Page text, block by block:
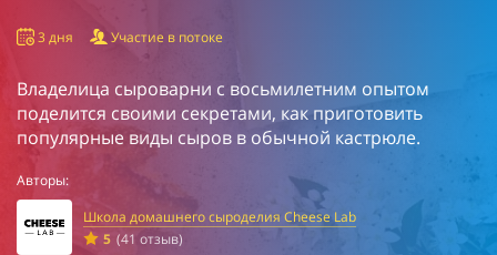
3 дня Участие в потоке
Владелица сыроварни с восьмилетним опытом
поделится своими секретами, как приготовить
популярные виды сыров в обычной кастрюле.
Авторы:
Школа домашнего сыроделия Cheese Lab
5 (41 отзыв)